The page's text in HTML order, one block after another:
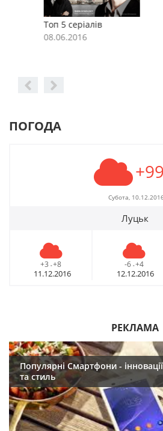
Топ 5 серіалів
08.06.2016
ПОГОДА
+99
Субота, 10.12.2016
Луцьк
+3 - +8
11.12.2016
-6 - +4
12.12.2016
РЕКЛАМА
Популярні Смартфони - інновації
та стиль